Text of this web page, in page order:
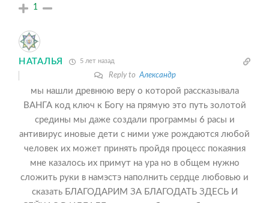
1
НАТАЛЬЯ 5 лет назад
Reply toАлександр
мы нашли древнюю веру о которой рассказывала
ВАНГА код ключ к Богу на прямую это путь золотой
средины мы даже создали программы 6 расы и
антивирус иновые дети с ними уже рождаются любой
человек их может принять пройдя процесс покаяния
мне казалось их примут на ура но в общем нужно
сложить руки в намэстэ наполнить сердце любовью и
сказать БЛАГОДАРИМ ЗА БЛАГОДАТЬ ЗДЕСЬ И